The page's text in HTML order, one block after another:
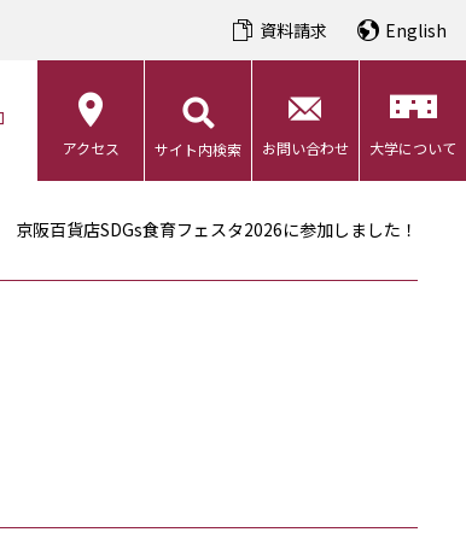
資料請求 English
アクセス サイト内検索 お問い合わせ 大学について
京阪百貨店SDGs食育フェスタ2026に参加しました！